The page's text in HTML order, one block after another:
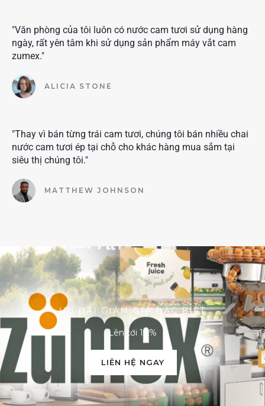
"Văn phòng của tôi luôn có nước cam tươi sử dụng hàng
ngày, rất yên tâm khi sử dụng sản phẩm máy vắt cam
zumex."
ALICIA STONE
"Thay vì bán từng trái cam tươi, chúng tôi bán nhiều chai
nước cam tươi ép tại chỗ cho khác hàng mua sắm tại
siêu thị chúng tôi."
MATTHEW JOHNSON
ƯU ĐÃI GIẢM GIÁ ĐẶC BIỆT
Lên tới 10%
LIÊN HỆ NGAY